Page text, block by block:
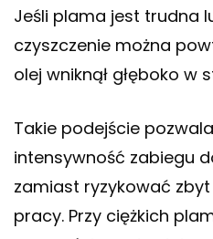
Jeśli plama jest trudna
czyszczenie można
olej wniknął głęboko w
Takie podejście
intensywność zabiegu
zamiast ryzykować
pracy. Przy ciężkich